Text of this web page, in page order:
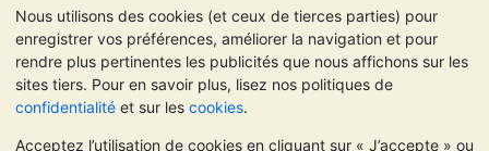
Nous utilisons des cookies (et ceux de tierces parties) pour
enregistrer vos préférences, améliorer la navigation et pour
rendre plus pertinentes les publicités que nous affichons sur les
sites tiers. Pour en savoir plus, lisez nos politiques de
confidentialité et sur les cookies.
Acceptez l’utilisation de cookies en cliquant sur « J’accepte » ou
W6 8DA
ROYAUME UNI
TrustScore 4.6 | 534 avis